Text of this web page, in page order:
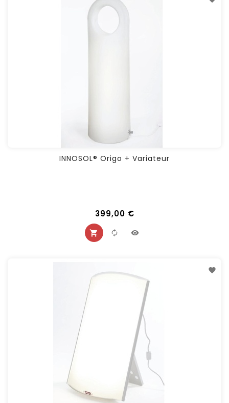
INNOSOL® Origo + Variateur
399,00 €